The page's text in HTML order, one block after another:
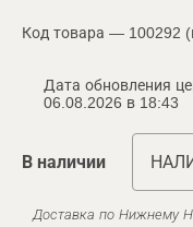
Код товара — 100292
Дата обновления
06.08.2026 в 18:43
В наличии
Доставка по Нижнему